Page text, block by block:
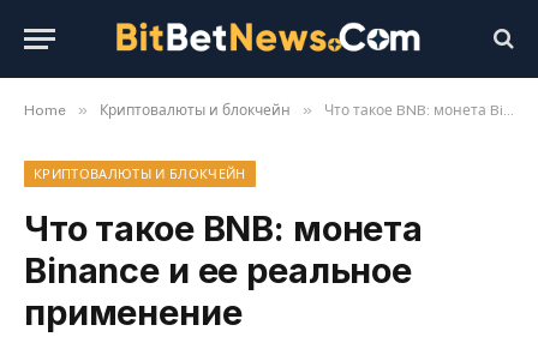
Home » Криптовалюты и блокчейн » Что такое BNB: монета Binance и ее реальное применение
КРИПТОВАЛЮТЫ И БЛОКЧЕЙН
Что такое BNB: монета
Binance и ее реальное
применение